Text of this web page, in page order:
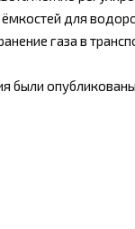
для
газа в
были